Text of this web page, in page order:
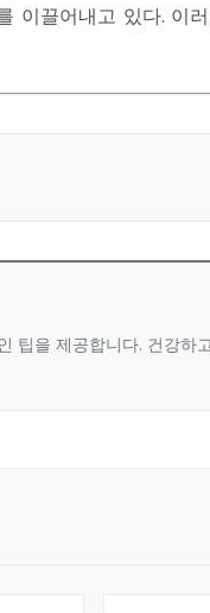
이끌어내고 있다. 이
팁을 제공합니다. 건강하